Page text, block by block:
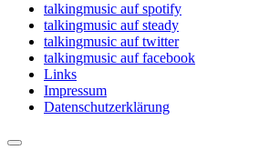
talkingmusic auf spotify
talkingmusic auf steady
talkingmusic auf twitter
talkingmusic auf facebook
Links
Impressum
Datenschutzerklärung